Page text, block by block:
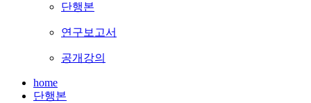
단행본
연구보고서
공개강의
home
단행본